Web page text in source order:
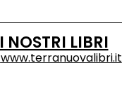
I NOSTRI LIBRI
www.terranuovalibri.it